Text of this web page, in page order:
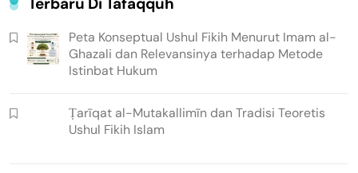
Peta Konseptual Ushul Fikih Menurut Imam al-
Ghazali dan Relevansinya terhadap Metode
Istinbat Hukum
Ṭarīqat al-Mutakallimīn dan Tradisi Teoretis
Ushul Fikih Islam